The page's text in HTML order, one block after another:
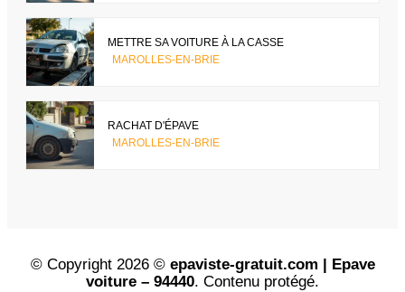
METTRE SA VOITURE À LA CASSE
MAROLLES-EN-BRIE
RACHAT D'ÉPAVE
MAROLLES-EN-BRIE
© Copyright 2026 © epaviste-gratuit.com | Epave
voiture – 94440. Contenu protégé.